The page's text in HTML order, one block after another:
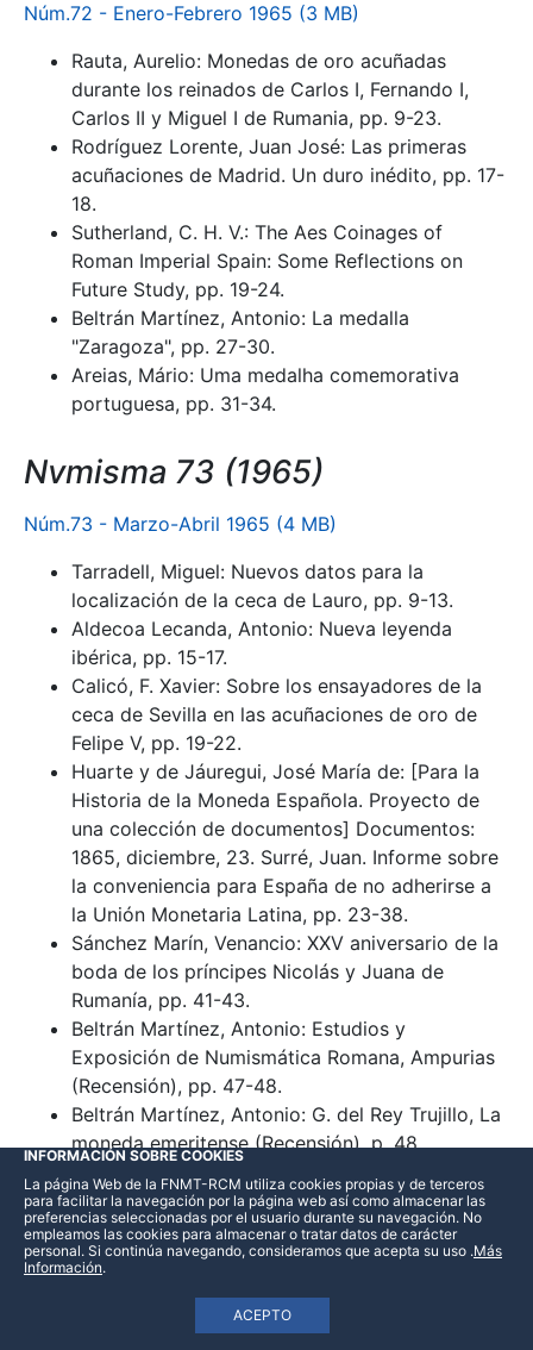
Núm.72 - Enero-Febrero 1965 (3 MB)
Rauta, Aurelio: Monedas de oro acuñadas
durante los reinados de Carlos I, Fernando I,
Carlos II y Miguel I de Rumania, pp. 9-23.
Rodríguez Lorente, Juan José: Las primeras
acuñaciones de Madrid. Un duro inédito, pp. 17-
18.
Sutherland, C. H. V.: The Aes Coinages of
Roman Imperial Spain: Some Reflections on
Future Study, pp. 19-24.
Beltrán Martínez, Antonio: La medalla
"Zaragoza", pp. 27-30.
Areias, Mário: Uma medalha comemorativa
portuguesa, pp. 31-34.
Nvmisma 73 (1965)
Núm.73 - Marzo-Abril 1965 (4 MB)
Tarradell, Miguel: Nuevos datos para la
localización de la ceca de Lauro, pp. 9-13.
Aldecoa Lecanda, Antonio: Nueva leyenda
ibérica, pp. 15-17.
Calicó, F. Xavier: Sobre los ensayadores de la
ceca de Sevilla en las acuñaciones de oro de
Felipe V, pp. 19-22.
Huarte y de Jáuregui, José María de: [Para la
Historia de la Moneda Española. Proyecto de
una colección de documentos] Documentos:
1865, diciembre, 23. Surré, Juan. Informe sobre
la conveniencia para España de no adherirse a
la Unión Monetaria Latina, pp. 23-38.
Sánchez Marín, Venancio: XXV aniversario de la
boda de los príncipes Nicolás y Juana de
Rumanía, pp. 41-43.
Beltrán Martínez, Antonio: Estudios y
Exposición de Numismática Romana, Ampurias
(Recensión), pp. 47-48.
Beltrán Martínez, Antonio: G. del Rey Trujillo, La
moneda emeritense (Recensión), p. 48.
Numismólogos contemporáneos e a sua
actividade cultural (Recensión), pp. 48-49.
Nvmisma 74 (1965)
INFORMACIÓN SOBRE COOKIES
La página Web de la FNMT-RCM utiliza cookies propias y de terceros
para facilitar la navegación por la página web así como almacenar las
preferencias seleccionadas por el usuario durante su navegación. No
empleamos las cookies para almacenar o tratar datos de carácter
personal. Si continúa navegando, consideramos que acepta su uso
ACEPTO
.Más
Información.